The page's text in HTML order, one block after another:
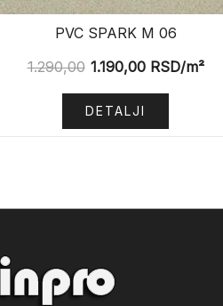
PVC SPARK M 06
1.290,00 1.190,00RSD/m²
DETALJI